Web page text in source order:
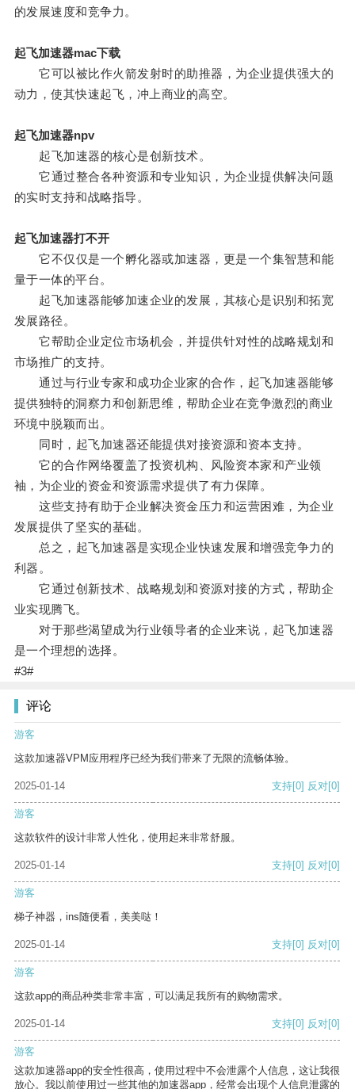
的发展速度和竞争力。
起飞加速器mac下载
它可以被比作火箭发射时的助推器，为企业提供强大的
动力，使其快速起飞，冲上商业的高空。
起飞加速器npv
起飞加速器的核心是创新技术。
它通过整合各种资源和专业知识，为企业提供解决问题
的实时支持和战略指导。
起飞加速器打不开
它不仅仅是一个孵化器或加速器，更是一个集智慧和能
量于一体的平台。
起飞加速器能够加速企业的发展，其核心是识别和拓宽
发展路径。
它帮助企业定位市场机会，并提供针对性的战略规划和
市场推广的支持。
通过与行业专家和成功企业家的合作，起飞加速器能够
提供独特的洞察力和创新思维，帮助企业在竞争激烈的商业
环境中脱颖而出。
同时，起飞加速器还能提供对接资源和资本支持。
它的合作网络覆盖了投资机构、风险资本家和产业领
袖，为企业的资金和资源需求提供了有力保障。
这些支持有助于企业解决资金压力和运营困难，为企业
发展提供了坚实的基础。
总之，起飞加速器是实现企业快速发展和增强竞争力的
利器。
它通过创新技术、战略规划和资源对接的方式，帮助企
业实现腾飞。
对于那些渴望成为行业领导者的企业来说，起飞加速器
是一个理想的选择。
#3#
评论
游客
这款加速器VPM应用程序已经为我们带来了无限的流畅体验。
2025-01-14 支持[0] 反对[0]
游客
这款软件的设计非常人性化，使用起来非常舒服。
2025-01-14 支持[0] 反对[0]
游客
梯子神器，ins随便看，美美哒！
2025-01-14 支持[0] 反对[0]
游客
这款app的商品种类非常丰富，可以满足我所有的购物需求。
2025-01-14 支持[0] 反对[0]
游客
这款加速器app的安全性很高，使用过程中不会泄露个人信息，这让我很
放心。我以前使用过一些其他的加速器app，经常会出现个人信息泄露的